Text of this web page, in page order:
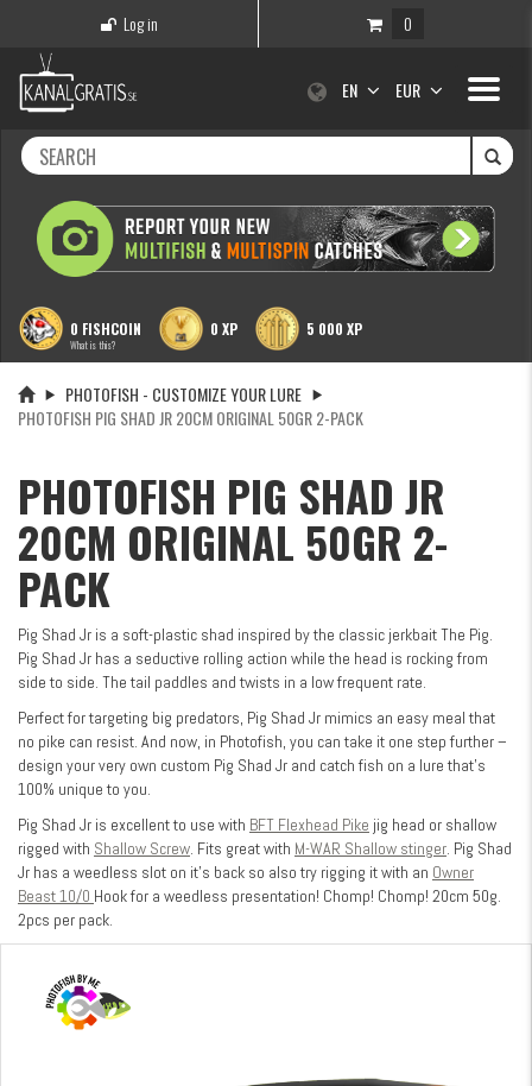
Log in 0
Toggle
EN EUR
0 FISHCOIN
What is this?
0 XP 5 000 XP
PHOTOFISH - CUSTOMIZE YOUR LURE
PHOTOFISH PIG SHAD JR 20CM ORIGINAL 50GR 2-PACK
PHOTOFISH PIG SHAD JR
20CM ORIGINAL 50GR 2-
PACK
Pig Shad Jr is a soft-plastic shad inspired by the classic jerkbait The Pig.
Pig Shad Jr has a seductive rolling action while the head is rocking from
side to side. The tail paddles and twists in a low frequent rate.
Perfect for targeting big predators, Pig Shad Jr mimics an easy meal that
no pike can resist. And now, in Photofish, you can take it one step further –
design your very own custom Pig Shad Jr and catch fish on a lure that’s
100% unique to you.
Pig Shad Jr is excellent to use with BFT Flexhead Pike jig head or shallow
rigged with Shallow Screw. Fits great with M-WAR Shallow stinger. Pig Shad
Jr has a weedless slot on it’s back so also try rigging it with an Owner
Beast 10/0 Hook for a weedless presentation! Chomp! Chomp! 20cm 50g.
2pcs per pack.